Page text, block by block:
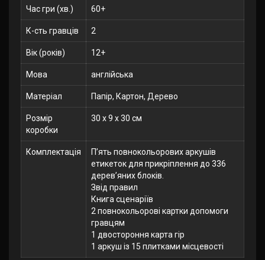
Час гри (хв.) 60+
К-сть гравців 2
Вік (років) 12+
Мова англійська
Матеріал Папір, Картон, Дерево
Розмір
коробки
30 x 9 x 30 см
Комплектація
П’ять повнокольорових аркушів
етикеток для прикріплення до 336
дерев’яних блоків.
Звід правил
Книга сценаріїв
2 повнокольорові картки допомоги
гравцям
1 двостороння карта гір
1 аркуш із 15 плитками місцевості